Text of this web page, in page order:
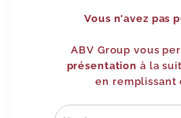
Vous n'avez pas
ABV Group vous
présentation à la
en remplissant